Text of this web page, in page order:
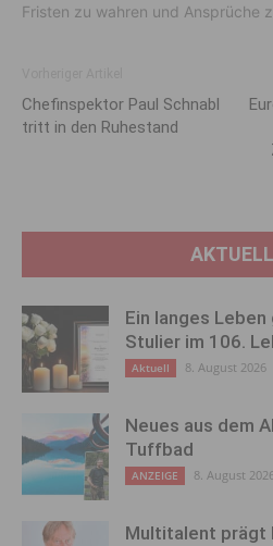
Fristen zu wahren und Ansprüche
Chefinspektor Paul Schnabl
tritt in den Ruhestand
Ein langes Leben
Stulier im 106.
Aktuell 8. August 2026
Neues aus dem
Tuffbad
ANZEIGE 8. August
Multitalent prägt